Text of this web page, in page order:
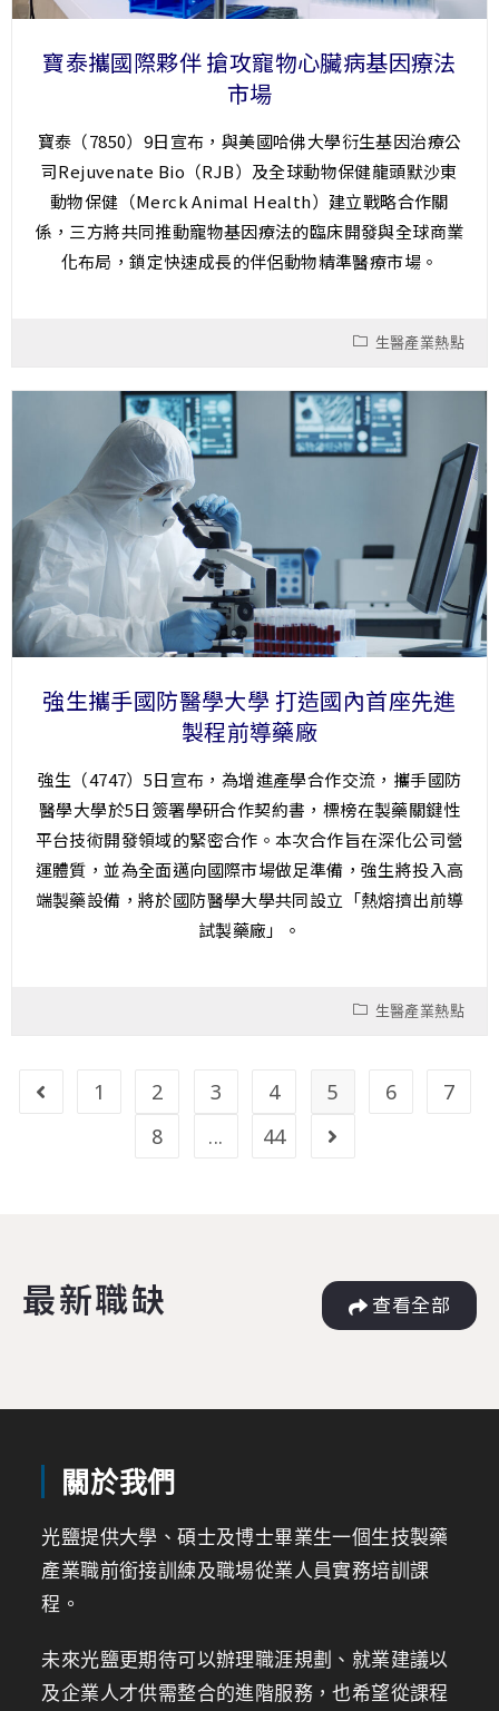
寶泰攜國際夥伴 搶攻寵物心臟病基因療法
市場
寶泰（7850）9日宣布，與美國哈佛大學衍生基因治療公
司Rejuvenate Bio（RJB）及全球動物保健龍頭默沙東
動物保健（Merck Animal Health）建立戰略合作關
係，三方將共同推動寵物基因療法的臨床開發與全球商業
化布局，鎖定快速成長的伴侶動物精準醫療市場。
生醫產業熱點
強生攜手國防醫學大學 打造國內首座先進
製程前導藥廠
強生（4747）5日宣布，為增進產學合作交流，攜手國防
醫學大學於5日簽署學研合作契約書，標榜在製藥關鍵性
平台技術開發領域的緊密合作。本次合作旨在深化公司營
運體質，並為全面邁向國際市場做足準備，強生將投入高
端製藥設備，將於國防醫學大學共同設立「熱熔擠出前導
試製藥廠」。
生醫產業熱點
1 2 3 4 5 6
7
8
... 44
最新職缺 查看全部
關於我們
光鹽提供大學、碩士及博士畢業生一個生技製藥
產業職前銜接訓練及職場從業人員實務培訓課
程。
未來光鹽更期待可以辦理職涯規劃、就業建議以
及企業人才供需整合的進階服務，也希望從課程